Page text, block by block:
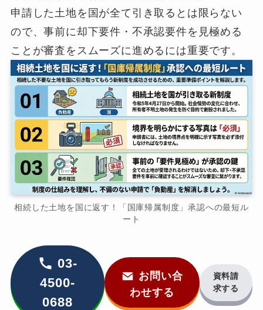
申請した土地を国が全て引き取るとは限らない
ので、事前に却下要件・不承認要件を見極める
ことが審査をスムーズに進めるには重要です。
相続した土地を国に返す！「国庫帰属制度」承認への最短ル
ート
03-
4500-
0688
お問い合
わせする
資料請
求する